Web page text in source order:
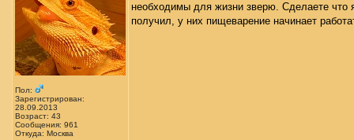
Пол:
Зарегистрирован:
28.09.2013
Возраст: 43
Сообщения: 961
Откуда: Москва
необходимы для жизни зверю. Сделаете что
получил, у них пищеварение начинает